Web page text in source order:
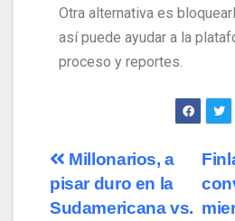
Otra alternativa es
así puede ayudar a la
proceso y reportes.
Millonarios, a
pisar duro en la
Sudamericana vs.